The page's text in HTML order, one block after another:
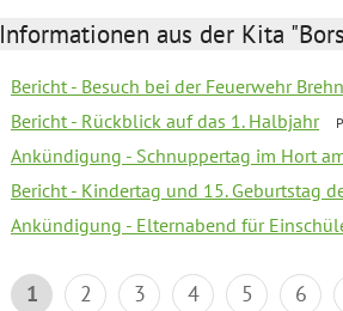
Informationen aus der Kita
Bericht - Besuch bei der Feuerwehr
Bericht - Rückblick auf das 1. Halbjahr
Ankündigung - Schnuppertag im Hort
Bericht - Kindertag und 15. Geburtstag
Ankündigung - Elternabend für
1 2 3 4 5 6